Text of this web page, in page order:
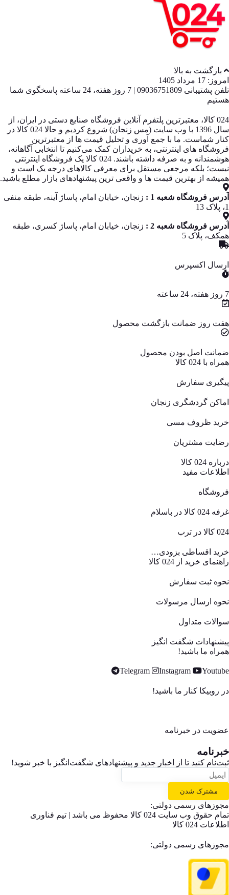
بازگشت به بالا
امروز: 17 مرداد 1405
تلفن پشتیبانی 09036751809 | 7 روز هفته، 24 ساعته پاسخگوی شما
هستیم
024 کالا، معتبرترین پلتفرم آنلاین فروشگاه صنایع دستی در ایران، از
سال 1396 با وب سایت (مس زنجان) شروع کردیم و حالا 024 کالا در
کنار شماست. ما با جمع‌ آوری و تحلیل قیمت‌ ها از معتبرترین
فروشگاه‌ های اینترنتی، به خریداران کمک می‌کنیم تا انتخابی آگاهانه،
هوشمندانه و به‌ صرفه داشته باشند. 024 کالا یک فروشگاه اینترنتی
نیست؛ بلکه مرجعی مستقل برای معرفی کالاهای درجه یک است و
همیشه از بهترین قیمت‌ ها و واقعی‌ ترین پیشنهادهای بازار مطلع باشید.
آدرس فروشگاه شعبه 1 :
زنجان، خیابان امام، پاساژ آینه، طبقه منفی
1، پلاک 13
آدرس فروشگاه شعبه 2 :
زنجان، خیابان امام، پاساژ کسری، طبقه
همکف، پلاک 5
ارسال اکسپرس
7 روز هفته، 24 ساعته
هفت روز ضمانت بازگشت محصول
ضمانت اصل بودن محصول
همراه با 024 کالا
پیگیری سفارش
اماکن گردشگری زنجان
خرید ظروف مسی
رضایت مشتریان
درباره 024 کالا
اطلاعات مفید
فروشگاه
غرفه 024 کالا در باسلام
024 کالا در ترب
خرید اقساطی بزودی…
راهنمای خرید از 024 کالا
نحوه ثبت سفارش
نحوه ارسال مرسولات
سوالات متداول
پیشنهادات شگفت انگیز
همراه ما باشید!
Youtube
Instagram
Telegram
در روبیکا کنار ما باشید!
عضویت در خبرنامه
خبر‌نامه
ثبت‌نام کنید تا از اخبار جدید و پیشنهاد‌های شگفت‌انگیز با خبر شوید!
مشترک شدن
مجوزهای رسمی دولتی:
تمام حقوق وب سایت 024 کالا محفوظ می باشد | تیم فناوری
اطلاعات 024 کالا
مجوزهای رسمی دولتی: